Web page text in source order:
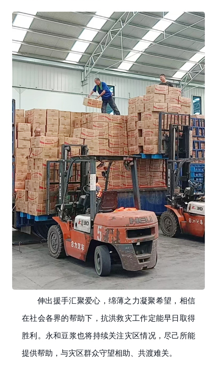
伸出援手汇聚爱心，绵薄之力凝聚希望，相信
在社会各界的帮助下，抗洪救灾工作定能早日取得
胜利。永和豆浆也将持续关注灾区情况，尽己所能
提供帮助，与灾区群众守望相助、共渡难关。